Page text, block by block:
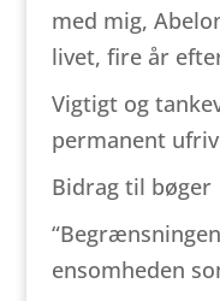
med mig,
livet, fire år
Vigtigt og
permanent
Bidrag til bøger
ensomheden